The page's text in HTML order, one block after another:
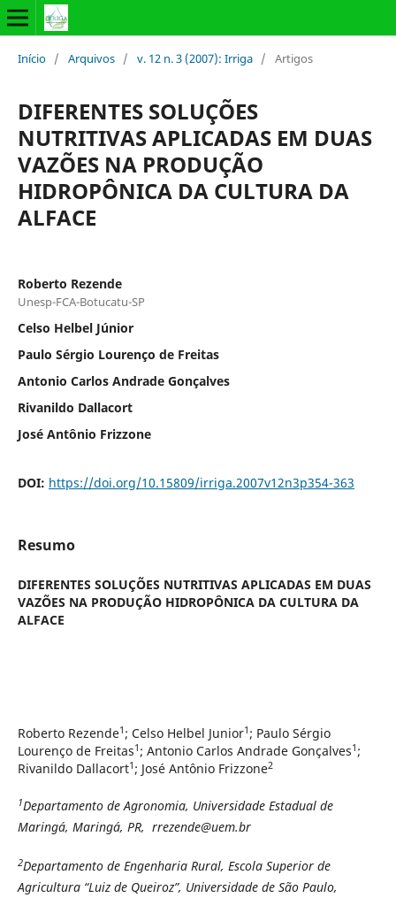
Início / Arquivos / v. 12 n. 3 (2007): Irriga / Artigos
DIFERENTES SOLUÇÕES
NUTRITIVAS APLICADAS EM DUAS
VAZÕES NA PRODUÇÃO
HIDROPÔNICA DA CULTURA DA
ALFACE
Roberto Rezende
Unesp-FCA-Botucatu-SP
Celso Helbel Júnior
Paulo Sérgio Lourenço de Freitas
Antonio Carlos Andrade Gonçalves
Rivanildo Dallacort
José Antônio Frizzone
DOI: https://doi.org/10.15809/irriga.2007v12n3p354-363
Resumo
DIFERENTES SOLUÇÕES NUTRITIVAS APLICADAS EM DUAS
VAZÕES NA PRODUÇÃO HIDROPÔNICA DA CULTURA DA
ALFACE
Roberto Rezende1 ; Celso Helbel Junior1 ; Paulo Sérgio
Lourenço de Freitas1 ; Antonio Carlos Andrade Gonçalves1 ;
Rivanildo Dallacort1 ; José Antônio Frizzone2
1Departamento de Agronomia, Universidade Estadual de
Maringá, Maringá, PR, rrezende@uem.br
2Departamento de Engenharia Rural, Escola Superior de
Agricultura “Luiz de Queiroz”, Universidade de São Paulo,